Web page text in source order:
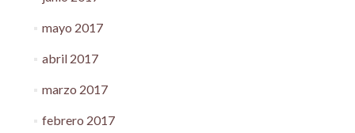
mayo 2017
abril 2017
marzo 2017
febrero 2017